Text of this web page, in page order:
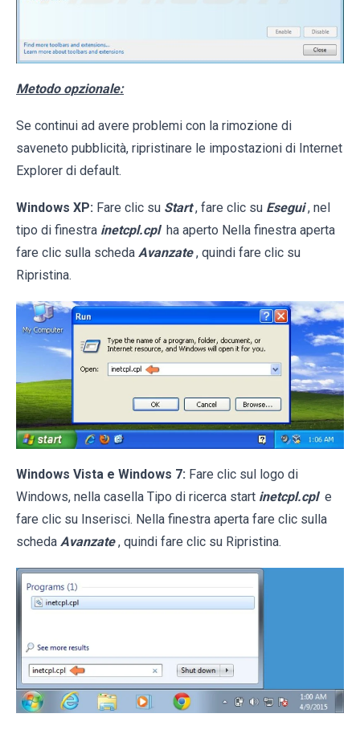
Metodo opzionale:
Se continui ad avere problemi con la rimozione di
saveneto pubblicità, ripristinare le impostazioni di Internet
Explorer di default.
Windows XP: Fare clic su Start , fare clic su Esegui , nel
tipo di finestra inetcpl.cpl ha aperto Nella finestra aperta
fare clic sulla scheda Avanzate , quindi fare clic su
Ripristina.
Windows Vista e Windows 7: Fare clic sul logo di
Windows, nella casella Tipo di ricerca start inetcpl.cpl e
fare clic su Inserisci. Nella finestra aperta fare clic sulla
scheda Avanzate , quindi fare clic su Ripristina.